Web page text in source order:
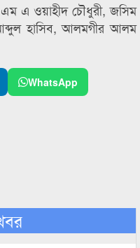
এ ওয়াহীদ চৌধুরী, জসিম
হাসিব, আলমগীর আলম
WhatsApp